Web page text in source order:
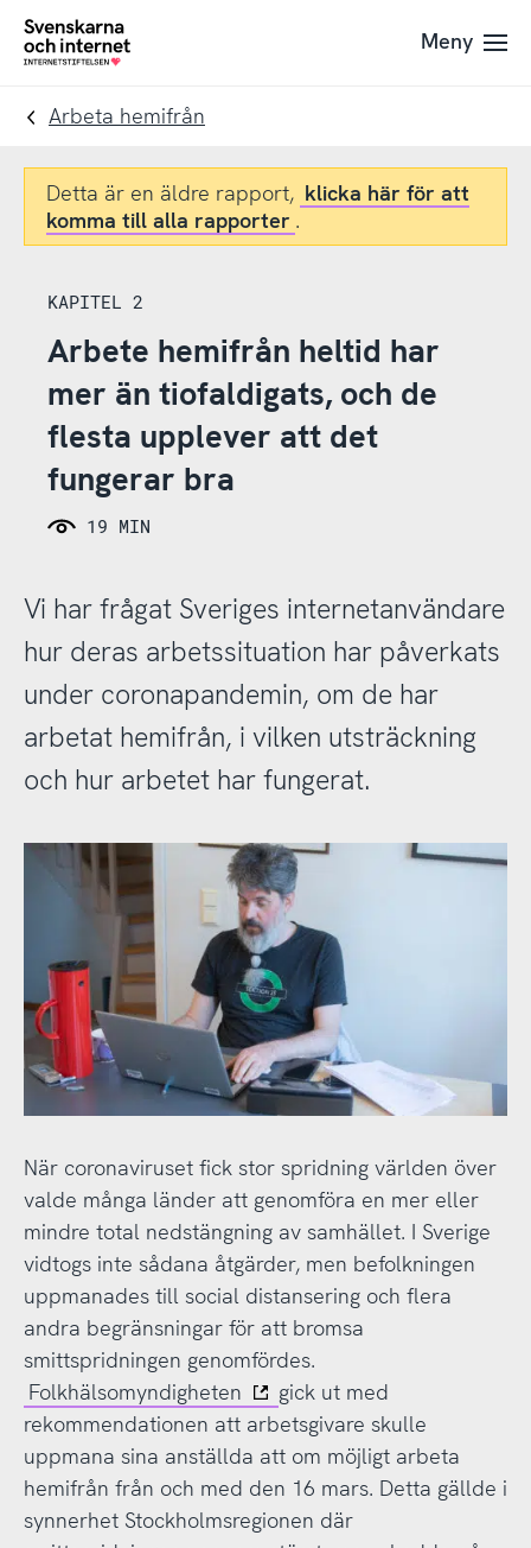
Till
navigation
Till
innehåll
To
Meny
Arbeta hemifrån
Detta är en äldre rapport, klicka här för att
komma till alla rapporter .
KAPITEL 2
Arbete hemifrån heltid har
mer än tiofaldigats, och de
flesta upplever att det
fungerar bra
19 MIN
Vi har frågat Sveriges internetanvändare
hur deras arbetssituation har påverkats
under coronapandemin, om de har
arbetat hemifrån, i vilken utsträckning
och hur arbetet har fungerat.
När coronaviruset fick stor spridning världen över
valde många länder att genomföra en mer eller
mindre total nedstängning av samhället. I Sverige
vidtogs inte sådana åtgärder, men befolkningen
uppmanades till social distansering och flera
andra begränsningar för att bromsa
smittspridningen genomfördes.
Folkhälsomyndigheten
gick ut med
rekommendationen att arbetsgivare skulle
uppmana sina anställda att om möjligt arbeta
hemifrån från och med den 16 mars. Detta gällde i
synnerhet Stockholmsregionen där